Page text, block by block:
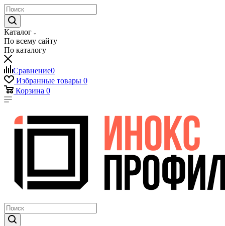
Каталог
По всему сайту
По каталогу
Сравнение0
Избранные товары 0
Корзина 0